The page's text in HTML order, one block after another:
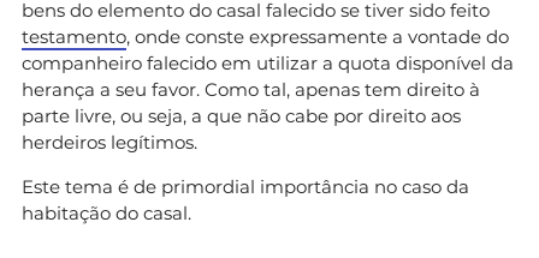
bens do elemento do casal falecido se tiver sido feito
testamento, onde conste expressamente a vontade do
companheiro falecido em utilizar a quota disponível da
herança a seu favor. Como tal, apenas tem direito à
parte livre, ou seja, a que não cabe por direito aos
herdeiros legítimos.
Este tema é de primordial importância no caso da
habitação do casal.